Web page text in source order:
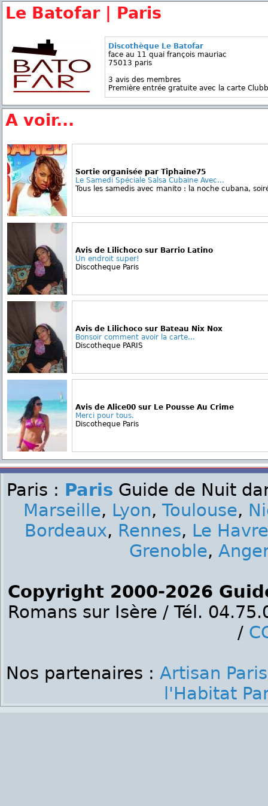
Le Batofar | Paris
Discothèque Le Batofar
face au 11 quai françois mauriac
75013 paris
3 avis des membres
Première entrée gratuite avec la carte
A voir...
Sortie organisée par Tiphaine75
Le Samedi Spéciale Salsa Cubaine Avec...
Tous les samedis avec manito : la noche cubana,
Avis de Lilichoco sur Barrio Latino
Un endroit super!
Discotheque Paris
Avis de Lilichoco sur Bateau Nix Nox
Bonsoir comment avoir la carte...
Discotheque PARIS
Avis de Alice00 sur Le Pousse Au Crime
Merci pour tous.
Discotheque Paris
Paris : Paris Guide de Nuit
Marseille, Lyon, Toulouse,
Bordeaux, Rennes, Le Havre
Grenoble,
Copyright 2000-2026
Romans sur Isère / Tél.
/
Nos partenaires : Artisan Paris
l'Habitat